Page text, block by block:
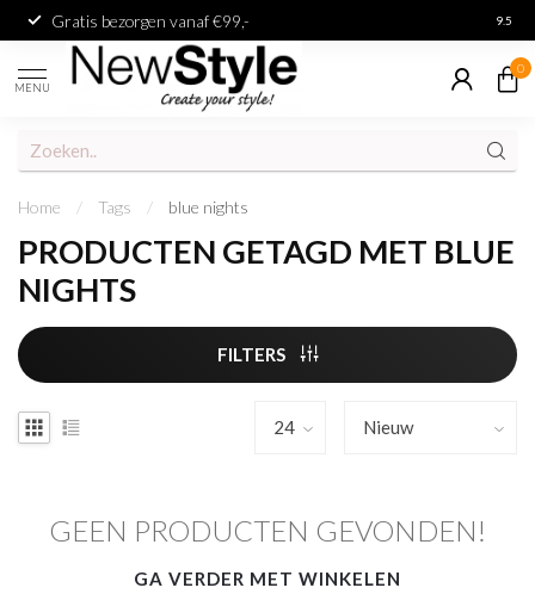
Gratis bezorgen vanaf €99,- 9.5
MENU
0
Home / Tags / blue nights
PRODUCTEN GETAGD MET BLUE
NIGHTS
FILTERS
GEEN PRODUCTEN GEVONDEN!
GA VERDER MET WINKELEN